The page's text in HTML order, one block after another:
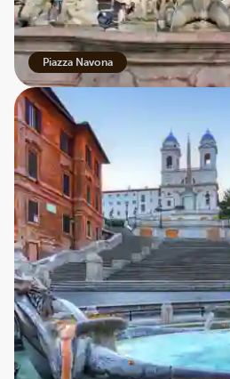
Piazza Navona